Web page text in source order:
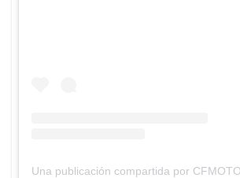
Una publicación compartida por